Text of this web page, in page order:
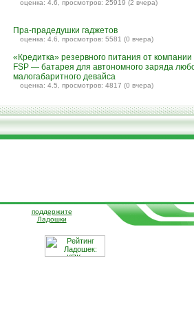
оценка: 4.6, просмотров: 25919 (2 вчера)
Пра-прадедушки гаджетов
оценка: 4.6, просмотров: 5581 (0 вчера)
«Кредитка» резервного питания от компании
FSP — батарея для автономного заряда
малогабаритного девайса
оценка: 4.5, просмотров: 4817 (0 вчера)
поддержите
Ладошки